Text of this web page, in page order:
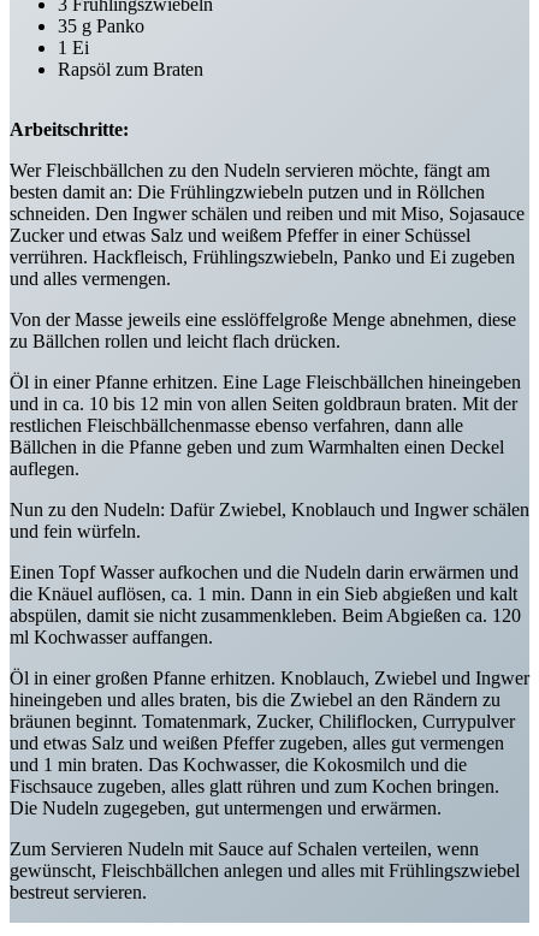
35 g Panko
1 Ei
Rapsöl zum Braten
Arbeitschritte:
Wer Fleischbällchen zu den Nudeln servieren möchte, fängt am
besten damit an: Die Frühlingzwiebeln putzen und in Röllchen
schneiden. Den Ingwer schälen und reiben und mit Miso, Sojasauce
Zucker und etwas Salz und weißem Pfeffer in einer Schüssel
verrühren. Hackfleisch, Frühlingszwiebeln, Panko und Ei zugeben
und alles vermengen.
Von der Masse jeweils eine esslöffelgroße Menge abnehmen, diese
zu Bällchen rollen und leicht flach drücken.
Öl in einer Pfanne erhitzen. Eine Lage Fleischbällchen hineingeben
und in ca. 10 bis 12 min von allen Seiten goldbraun braten. Mit der
restlichen Fleischbällchenmasse ebenso verfahren, dann alle
Bällchen in die Pfanne geben und zum Warmhalten einen Deckel
auflegen.
Nun zu den Nudeln: Dafür Zwiebel, Knoblauch und Ingwer schälen
und fein würfeln.
Einen Topf Wasser aufkochen und die Nudeln darin erwärmen und
die Knäuel auflösen, ca. 1 min. Dann in ein Sieb abgießen und kalt
abspülen, damit sie nicht zusammenkleben. Beim Abgießen ca. 120
ml Kochwasser auffangen.
Öl in einer großen Pfanne erhitzen. Knoblauch, Zwiebel und Ingwer
hineingeben und alles braten, bis die Zwiebel an den Rändern zu
bräunen beginnt. Tomatenmark, Zucker, Chiliflocken, Currypulver
und etwas Salz und weißen Pfeffer zugeben, alles gut vermengen
und 1 min braten. Das Kochwasser, die Kokosmilch und die
Fischsauce zugeben, alles glatt rühren und zum Kochen bringen.
Die Nudeln zugegeben, gut untermengen und erwärmen.
Zum Servieren Nudeln mit Sauce auf Schalen verteilen, wenn
gewünscht, Fleischbällchen anlegen und alles mit Frühlingszwiebel
bestreut servieren.